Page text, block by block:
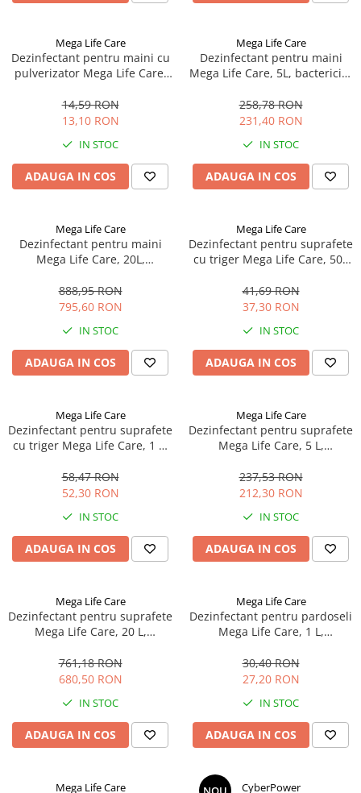
si Uscatoare
Filtre Purificatoare Aer
Accesorii Piese Aer Conditionat
Mega Life Care
Dezinfectant pentru maini cu
pulverizator Mega Life Care,
virucid, eficient si impotriva
Coronavirus
14,59 RON
13,10 RON
IN STOC
ADAUGA IN COS
Mega Life Care
Dezinfectant pentru maini
Mega Life Care, 5L, bactericid,
impotriva Coronavirus
258,78 RON
231,40 RON
IN STOC
ADAUGA IN COS
Mega Life Care
Dezinfectant pentru maini
Mega Life Care, 20L,
eficient si impotriva
Coronavirus
888,95 RON
795,60 RON
IN STOC
ADAUGA IN COS
Mega Life Care
Dezinfectant pentru suprafete
cu triger Mega Life Care, 500
virucid, eficient si impotriva
Coronavirus
41,69 RON
37,30 RON
IN STOC
ADAUGA IN COS
Mega Life Care
Dezinfectant pentru suprafete
cu triger Mega Life Care, 1 L,
eficient si impotriva
Coronavirus
58,47 RON
52,30 RON
IN STOC
ADAUGA IN COS
Mega Life Care
Dezinfectant pentru suprafete
Mega Life Care, 5 L,
eficient si impotriva
Coronavirus
237,53 RON
212,30 RON
IN STOC
ADAUGA IN COS
Mega Life Care
Dezinfectant pentru suprafete
Mega Life Care, 20 L,
eficient si impotriva
Coronavirus
761,18 RON
680,50 RON
IN STOC
ADAUGA IN COS
Mega Life Care
Dezinfectant pentru pardoseli
Mega Life Care, 1 L,
eficient si impotriva
Coronavirus
30,40 RON
27,20 RON
IN STOC
ADAUGA IN COS
Mega Life Care CyberPower